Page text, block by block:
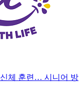
체 훈련… 시니어 방